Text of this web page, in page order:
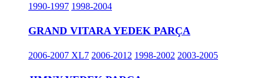
1990-1997 1998-2004
GRAND VITARA YEDEK PARÇA
2006-2007 XL7 2006-2012 1998-2002 2003-2005